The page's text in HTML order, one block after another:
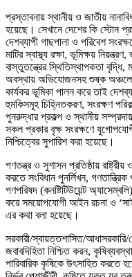
প্রস্তাবনায় স্থানীয় ও জাতীয়
হয়েছে। সেখানে দেশের কি স্টোন
দেশব্যাপী গাছপালা ও পরিবেশ
মাটির স্বাস্থ্য রক্ষা, ভূমিক্ষয়
বাস্তুতন্ত্রের স্থিতিস্থাপকতা বৃদ্ধি,
অবস্থায় অভিযোজনসহ শুষ্ক অঞ্চলে
কার্যকর ভূমিকা পালন করে তাই
হুমকিসমূহ চিহ্নিতকরণ, সংরক্ষণ
পুনরুদ্ধার প্রকল্প ও স্থানীয়
সকল প্রকার বৃক্ষ সংরক্ষণে
নিশ্চিত্বের সুপারিশ করা হয়েছে।
গণতন্ত্র ও সুশাসন প্রতিষ্ঠায় রাষ্ট্রীয়
করতে সংবিধান পুনর্লিখন,
গণপরিষদ (কনষ্টিটিউয়েন্ট
করে সময়োপযোগী আইন রচনা ও
এর কথা বলা হয়েছে।
সরকারী/স্বায়ত্তশাসিত/আধাসরকারি/
জবাবদিহিতা নিশ্চিত করন,
পারিবারিক কৃষিকে উৎসাহিত করতে